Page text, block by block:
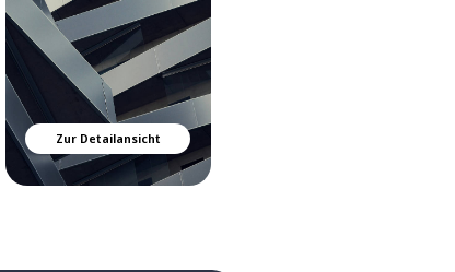
Zur Detailansicht